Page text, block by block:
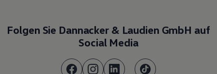
Folgen Sie Dannacker & Laudien GmbH auf
Social Media